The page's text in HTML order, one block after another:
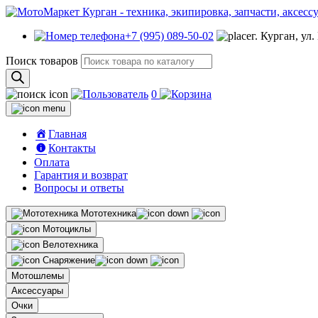
+7 (995) 089-50-02 г. Курган,
Поиск товаров
0
Главная
Контакты
Оплата
Гарантия и возврат
Вопросы и ответы
Мототехника
Мотоциклы
Велотехника
Снаряжение
Мотошлемы
Аксессуары
Очки